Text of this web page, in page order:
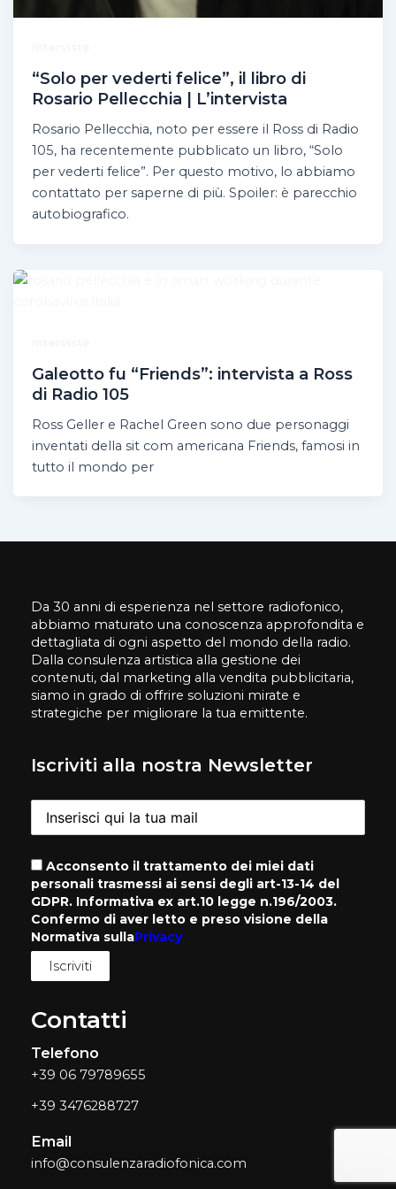
“Solo per vederti felice”, il libro di
Rosario Pellecchia | L’intervista
Rosario Pellecchia, noto per essere il Ross di Radio
105, ha recentemente pubblicato un libro, “Solo
per vederti felice”. Per questo motivo, lo abbiamo
contattato per saperne di più. Spoiler: è parecchio
autobiografico.
Galeotto fu “Friends”: intervista a Ross
di Radio 105
Ross Geller e Rachel Green sono due personaggi
inventati della sit com americana Friends, famosi in
tutto il mondo per
Da 30 anni di esperienza nel settore radiofonico,
abbiamo maturato una conoscenza approfondita e
dettagliata di ogni aspetto del mondo della radio.
Dalla consulenza artistica alla gestione dei
contenuti, dal marketing alla vendita pubblicitaria,
siamo in grado di offrire soluzioni mirate e
strategiche per migliorare la tua emittente.
Iscriviti alla nostra Newsletter
Acconsento il trattamento dei miei dati
personali trasmessi ai sensi degli art-13-14 del
GDPR. Informativa ex art.10 legge n.196/2003.
Confermo di aver letto e preso visione della
Normativa sullaPrivacy
Contatti
Telefono
+39 06 79789655
+39 3476288727
Email
info@consulenzaradiofonica.com